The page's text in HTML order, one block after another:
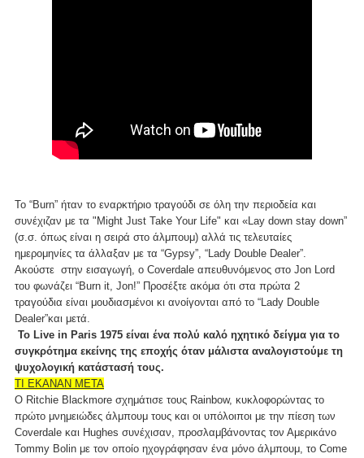
Το “Burn” ήταν το εναρκτήριο τραγούδι σε όλη την περιοδεία και
συνέχιζαν με τα "Might Just Take Your Life" και «Lay down stay down”
(σ.σ. όπως είναι η σειρά στο άλμπουμ) αλλά τις τελευταίες
ημερομηνίες τα άλλαξαν με τα “Gypsy”, “Lady Double Dealer”.
Ακούστε στην εισαγωγή, ο Coverdale απευθυνόμενος στο Jon Lord
του φωνάζει “Burn it, Jon!” Προσέξτε ακόμα ότι στα πρώτα 2
τραγούδια είναι μουδιασμένοι κι ανοίγονται από το “Lady Double
Dealer”και μετά.
Το Live in Paris 1975 είναι ένα πολύ καλό ηχητικό δείγμα για το
συγκρότημα εκείνης της εποχής όταν μάλιστα αναλογιστούμε τη
ψυχολογική κατάστασή τους.
ΤΙ ΕΚΑΝΑΝ ΜΕΤΑ
Ο Ritchie Blackmore σχημάτισε τους Rainbow, κυκλοφορώντας το
πρώτο μνημειώδες άλμπουμ τους και οι υπόλοιποι με την πίεση των
Coverdale και Hughes συνέχισαν, προσλαμβάνοντας τον Αμερικάνο
Tommy Bolin με τον οποίο ηχογράφησαν ένα μόνο άλμπουμ, το Come